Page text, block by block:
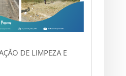
DE LIMPEZA E